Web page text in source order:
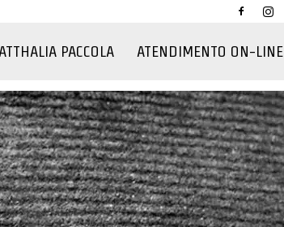
PACCOLA ATENDIMENTO ON-LINE